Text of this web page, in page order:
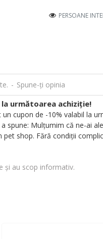
PERSOANE
- Spune-ţi opinia
și au scop informativ.
la următoarea achiziție!
cupon de -10% valabil la
spune: Mulțumim că ne-ai
pet shop. Fără condiții